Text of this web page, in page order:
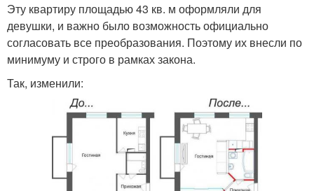
Эту квартиру площадью 43 кв. м оформляли для
девушки, и важно было возможность официально
согласовать все преобразования. Поэтому их внесли по
минимуму и строго в рамках закона.
Так, изменили: